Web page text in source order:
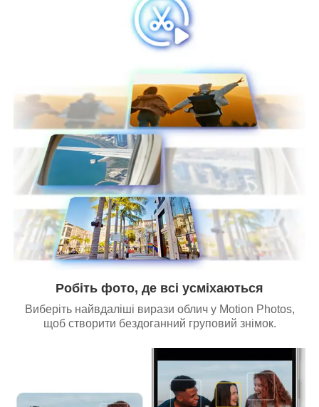
Робіть фото, де всі усміхаються
Виберіть найвдаліші вирази облич у Motion Photos,
щоб створити бездоганний груповий знімок.